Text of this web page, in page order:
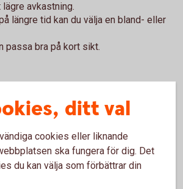
avkastning.
längre tid kan du välja en bland- eller
passa bra på kort sikt.
fonder
att välja. Få inspiration och tips.
(swedbank-aktiellt.se)
ditt val
cookies eller liknande
ska fungera för dig. Det
du kan välja som förbättrar din